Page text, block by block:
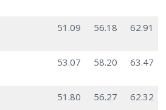
51.09 56.18 62.91
53.07 58.20 63.47
51.80 56.27 62.32